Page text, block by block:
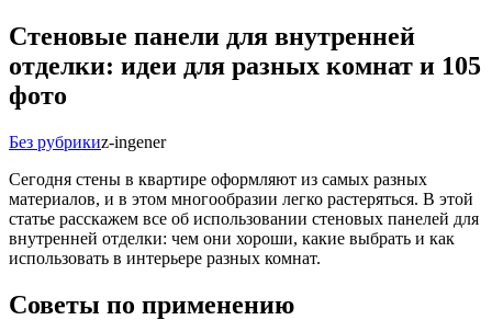
Стеновые панели для внутренней
отделки: идеи для разных комнат и 105
фото
Без рубрикиz-ingener
Сегодня стены в квартире оформляют из самых разных
материалов, и в этом многообразии легко растеряться. В этой
статье расскажем все об использовании стеновых панелей для
внутренней отделки: чем они хороши, какие выбрать и как
использовать в интерьере разных комнат.
Советы по применению